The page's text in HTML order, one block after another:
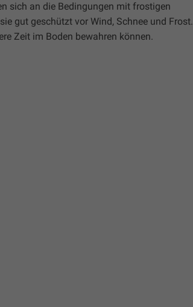
sich an die Bedingungen mit frostigen
gut geschützt vor Wind, Schnee und Frost.
Zeit im Boden bewahren können.